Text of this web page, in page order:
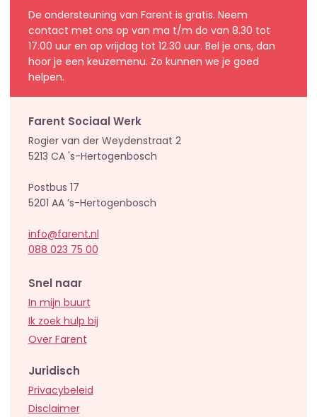
De ondersteuning van Farent is gratis. Neem
contact met ons op van ma t/m do van 8.30 tot
17.00 uur en op vrijdag tot 12.30 uur. Bel je ons, dan
hoor je een keuzemenu. Zo kunnen we je goed
helpen.
Farent Sociaal Werk
Rogier van der Weydenstraat 2
5213 CA 's-Hertogenbosch
Postbus 17
5201 AA ’s-Hertogenbosch
info@farent.nl
088 023 75 00
Snel naar
In mijn buurt
Ik zoek hulp bij
Over Farent
Juridisch
Privacybeleid
Disclaimer